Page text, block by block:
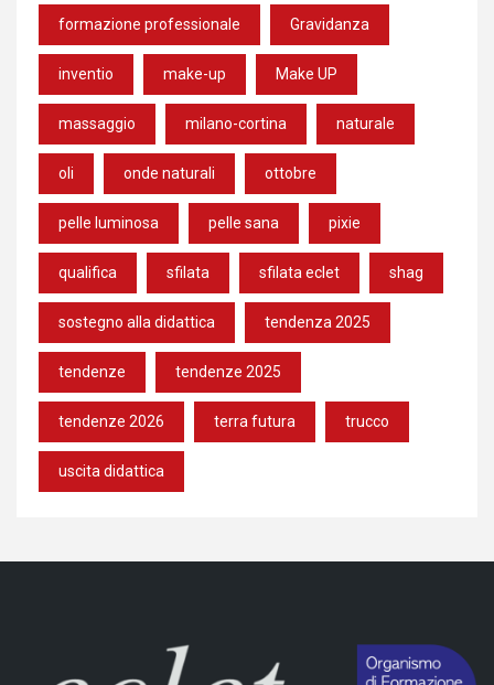
formazione professionale Gravidanza
inventio make-up Make UP
massaggio milano-cortina naturale
oli onde naturali ottobre
pelle luminosa pelle sana pixie
qualifica sfilata sfilata eclet shag
sostegno alla didattica tendenza 2025
tendenze tendenze 2025
tendenze 2026 terra futura trucco
uscita didattica